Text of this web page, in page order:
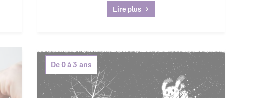
Lire plus
De 0 à 3 ans